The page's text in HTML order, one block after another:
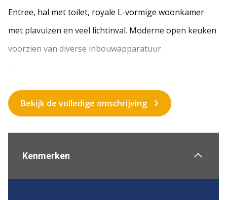
Entree, hal met toilet, royale L-vormige woonkamer
met plavuizen en veel lichtinval. Moderne open keuken
voorzien van diverse inbouwapparatuur.
Bekijk de volledige omschrijving
Kenmerken